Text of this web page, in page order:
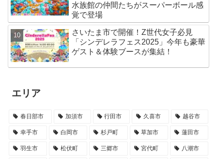
水族館の仲間たちがスーパーボール感
覚で登場
さいたま市で開催！Z世代女子必見
「シンデレラフェス2025」今年も豪華
ゲスト＆体験ブースが集結！
エリア
春日部市 加須市 行田市 久喜市 越谷市
幸手市 白岡市 杉戸町 草加市 蓮田市
羽生市 松伏町 三郷市 宮代町 八潮市